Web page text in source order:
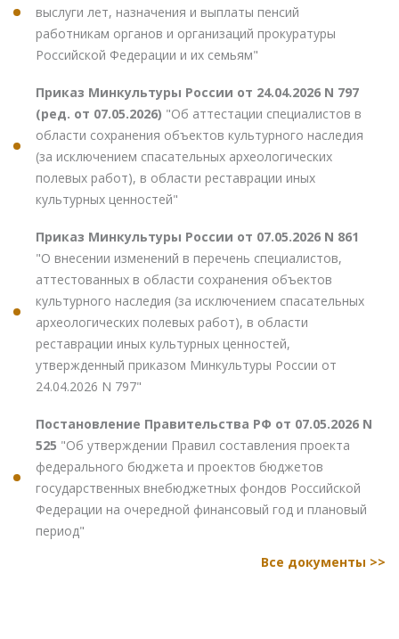
выслуги лет, назначения и выплаты пенсий
работникам органов и организаций прокуратуры
Российской Федерации и их семьям"
Приказ Минкультуры России от 24.04.2026 N 797
(ред. от 07.05.2026) "Об аттестации специалистов в
области сохранения объектов культурного наследия
(за исключением спасательных археологических
полевых работ), в области реставрации иных
культурных ценностей"
Приказ Минкультуры России от 07.05.2026 N 861
"О внесении изменений в перечень специалистов,
аттестованных в области сохранения объектов
культурного наследия (за исключением спасательных
археологических полевых работ), в области
реставрации иных культурных ценностей,
утвержденный приказом Минкультуры России от
24.04.2026 N 797"
Постановление Правительства РФ от 07.05.2026 N
525 "Об утверждении Правил составления проекта
федерального бюджета и проектов бюджетов
государственных внебюджетных фондов Российской
Федерации на очередной финансовый год и плановый
период"
Все документы >>